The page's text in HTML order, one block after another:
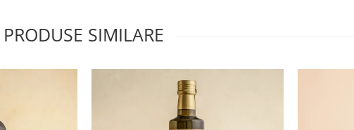
PRODUSE SIMILARE